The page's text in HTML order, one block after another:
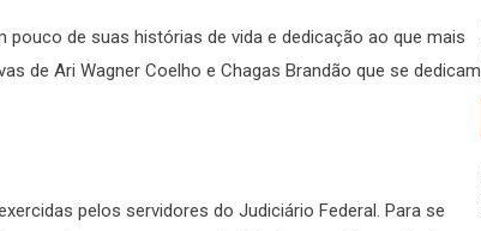
de suas histórias de vida e dedicação ao que mais
de Ari Wagner Coelho e Chagas Brandão que se dedicam
pelos servidores do Judiciário Federal. Para se